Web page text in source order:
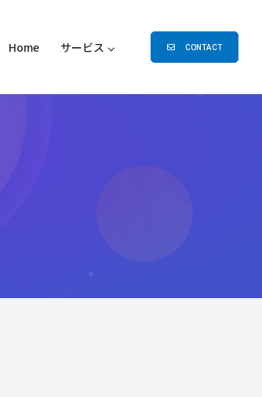
Home サービス CONTACT